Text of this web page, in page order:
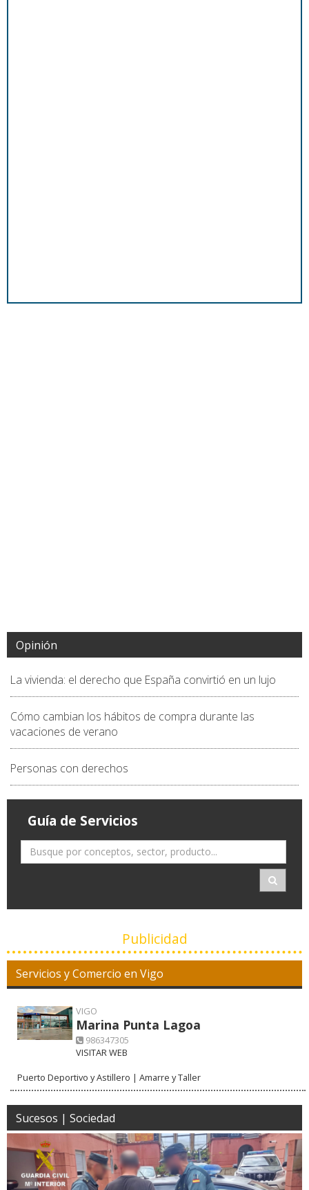
Opinión
La vivienda: el derecho que España convirtió en un lujo
Cómo cambian los hábitos de compra durante las
vacaciones de verano
Personas con derechos
Guía de Servicios
Publicidad
Servicios y Comercio en Vigo
VIGO
Marina Punta Lagoa
986347305
VISITAR WEB
Puerto Deportivo y Astillero | Amarre y Taller
Sucesos | Sociedad